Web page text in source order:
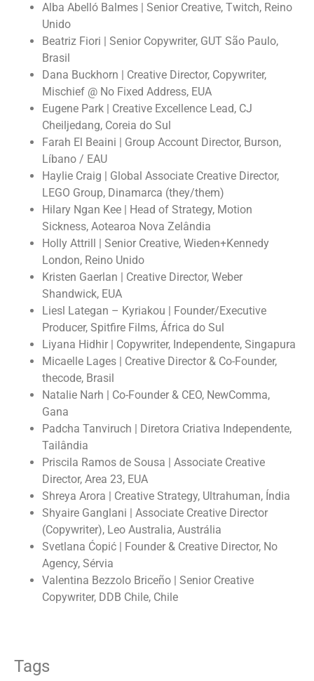
Alba Abelló Balmes | Senior Creative, Twitch, Reino
Unido
Beatriz Fiori | Senior Copywriter, GUT São Paulo,
Brasil
Dana Buckhorn | Creative Director, Copywriter,
Mischief @ No Fixed Address, EUA
Eugene Park | Creative Excellence Lead, CJ
Cheiljedang, Coreia do Sul
Farah El Beaini | Group Account Director, Burson,
Líbano / EAU
Haylie Craig | Global Associate Creative Director,
LEGO Group, Dinamarca (they/them)
Hilary Ngan Kee | Head of Strategy, Motion
Sickness, Aotearoa Nova Zelândia
Holly Attrill | Senior Creative, Wieden+Kennedy
London, Reino Unido
Kristen Gaerlan | Creative Director, Weber
Shandwick, EUA
Liesl Lategan – Kyriakou | Founder/Executive
Producer, Spitfire Films, África do Sul
Liyana Hidhir | Copywriter, Independente, Singapura
Micaelle Lages | Creative Director & Co-Founder,
thecode, Brasil
Natalie Narh | Co-Founder & CEO, NewComma,
Gana
Padcha Tanviruch | Diretora Criativa Independente,
Tailândia
Priscila Ramos de Sousa | Associate Creative
Director, Area 23, EUA
Shreya Arora | Creative Strategy, Ultrahuman, Índia
Shyaire Ganglani | Associate Creative Director
(Copywriter), Leo Australia, Austrália
Svetlana Ćopić | Founder & Creative Director, No
Agency, Sérvia
Valentina Bezzolo Briceño | Senior Creative
Copywriter, DDB Chile, Chile
Tags